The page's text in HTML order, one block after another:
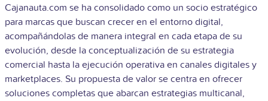
Cajanauta.com se ha consolidado como un socio estratégico
para marcas que buscan crecer en el entorno digital,
acompañándolas de manera integral en cada etapa de su
evolución, desde la conceptualización de su estrategia
comercial hasta la ejecución operativa en canales digitales y
marketplaces. Su propuesta de valor se centra en ofrecer
soluciones completas que abarcan estrategias multicanal,